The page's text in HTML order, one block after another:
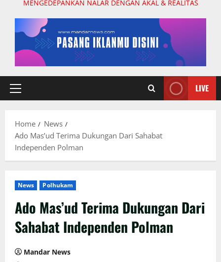
MENGEDEPANKAN NALAR DENGAN AKAL & REALITAS
Primary
LIVE
Home
News
Ado Mas’ud Terima Dukungan Dari Sahabat
Independen Polman
News Polhukam
Ado Mas’ud Terima Dukungan Dari
Sahabat Independen Polman
Mandar News